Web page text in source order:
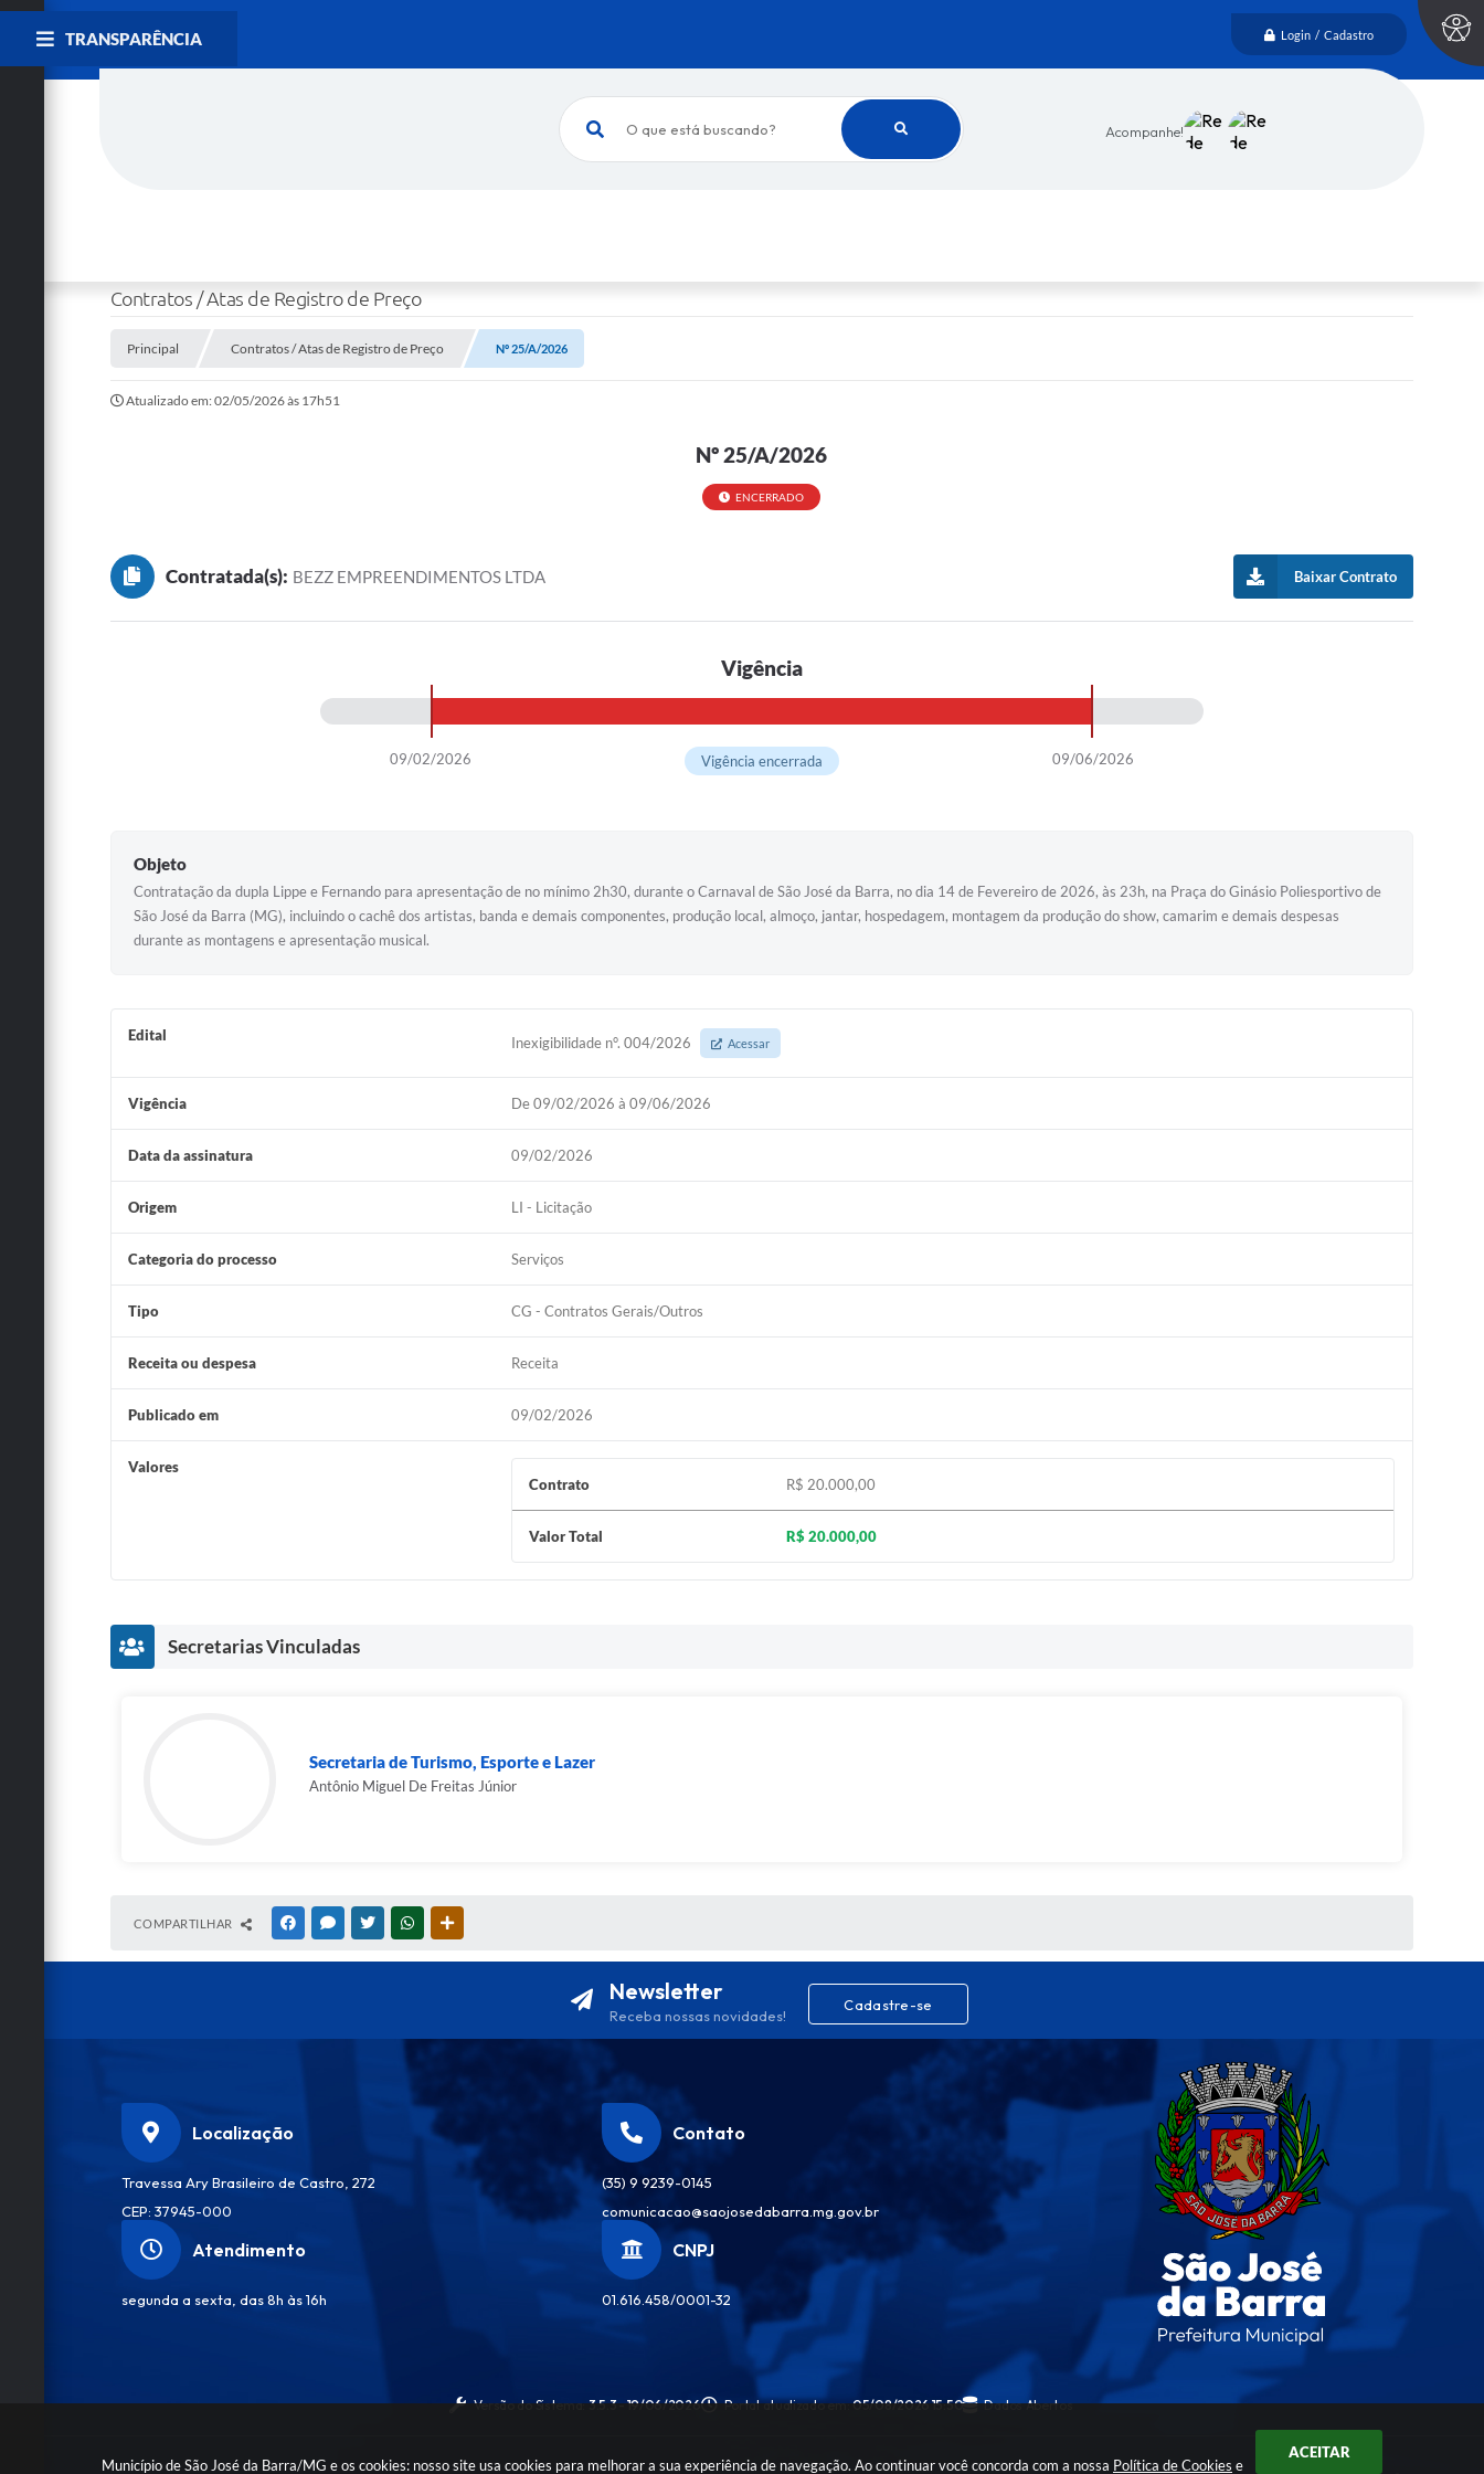
Município de São José da Barra/MG e os cookies: nosso site usa cookies para melhorar a sua experiência de navegação. Ao continuar você concorda com a nossa Política de Cookies e
ACEITAR
Login / Cadastro
O que está buscando? Acompanhe!
TRANSPARÊNCIA
Contratos / Atas de Registro de Preço
Principal Contratos / Atas de Registro de Preço Nº 25/A/2026
Atualizado em: 02/05/2026 às 17h51
Nº 25/A/2026
ENCERRADO
Contratada(s): BEZZ EMPREENDIMENTOS LTDA Baixar Contrato
Vigência
09/02/2026 09/06/2026
Vigência encerrada
Objeto
Contratação da dupla Lippe e Fernando para apresentação de no mínimo 2h30, durante o Carnaval de São José da Barra, no dia 14 de Fevereiro de 2026, às 23h, na Praça do Ginásio Poliesportivo de
São José da Barra (MG), incluindo o cachê dos artistas, banda e demais componentes, produção local, almoço, jantar, hospedagem, montagem da produção do show, camarim e demais despesas
durante as montagens e apresentação musical.
Edital Inexigibilidade n°. 004/2026 Acessar
Vigência De 09/02/2026 à 09/06/2026
Data da assinatura 09/02/2026
Origem LI - Licitação
Categoria do processo Serviços
Tipo CG - Contratos Gerais/Outros
Receita ou despesa Receita
Publicado em 09/02/2026
Valores
Contrato
R$ 20.000,00
Valor Total R$ 20.000,00
Secretarias Vinculadas
Secretaria de Turismo, Esporte e Lazer
Antônio Miguel De Freitas Júnior
COMPARTILHAR FACEBOOKMESSENGER
TWITTERWHATSAPP
Newsletter
Receba nossas novidades!
Cadastre-se
Localização
Travessa Ary Brasileiro de Castro, 272
CEP: 37945-000
Contato
(35) 9 9239-0145
comunicacao@saojosedabarra.mg.gov.br
Atendimento
segunda a sexta, das 8h às 16h
CNPJ
01.616.458/0001-32
Versão do Sistema:3.5.3 - 19/06/2026 Portal atualizado em:05/08/2026 15:50 Dados Abertos